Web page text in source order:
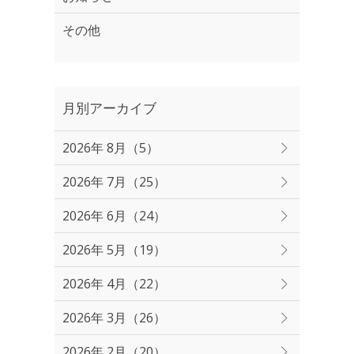
その他
月別アーカイブ
2026年 8月（5）
2026年 7月（25）
2026年 6月（24）
2026年 5月（19）
2026年 4月（22）
2026年 3月（26）